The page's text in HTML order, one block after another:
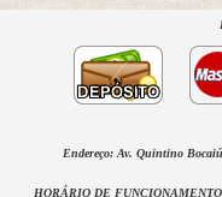
Endereço: Av. Quintino
HORÁRIO DE